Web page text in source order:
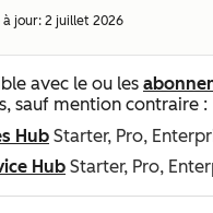
à jour: 2 juillet 2026
avec le ou les
sauf mention contraire :
Hub Starter, Pro,
Hub Starter, Pro,